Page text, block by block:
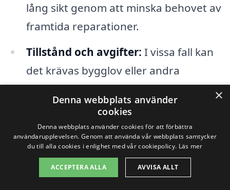
lång sikt genom att minska behovet av
framtida reparationer.
Tillstånd och avgifter: I vissa fall kan
det krävas bygglov eller andra
tillstånd för att genomföra ett
stambyte, vilket kan medföra
ytterligare kostnader.
Genom att ha en klar bild av dessa
faktorer kan du bättre navigera prisbilden
×
Denna webbplats använder
cookies
Denna webbplats använder cookies för att förbättra
användarupplevelsen. Genom att använda vår webbplats samtycker
du till alla cookies i enlighet med vår cookiepolicy. Läs mer
ACCEPTERA ALLA AVVISA ALLT